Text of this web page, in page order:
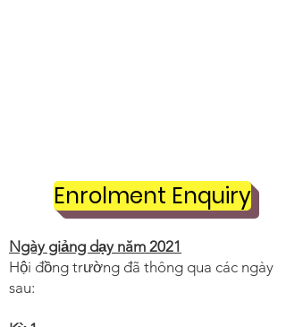
Enrolment Enquiry
Ngày giảng dạy năm 2021
Hội đồng trường đã thông qua các ngày
sau: